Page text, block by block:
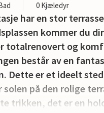
0 Kjæledyr
har en stor
kommer du
totalrenovert og
består av en
Dette er et ideelt
på den rolige
trikken, det er en